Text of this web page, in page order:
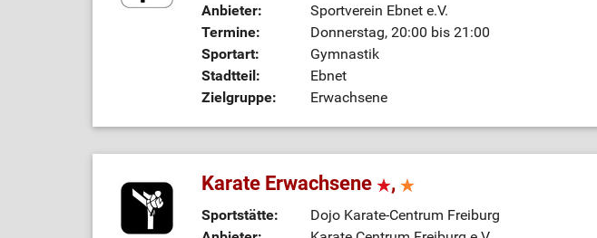
Anbieter:
Sportverein Ebnet e.V.
Termine:
Donnerstag, 20:00 bis 21:00
Sportart:
Gymnastik
Stadtteil:
Ebnet
Zielgruppe:
Erwachsene
Karate Erwachsene ,
Sportstätte:
Dojo Karate-Centrum Freiburg